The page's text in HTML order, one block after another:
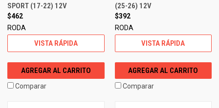
SPORT (17-22) 12V
$462
RODA
VISTA RÁPIDA
AGREGAR AL CARRITO
Comparar
(25-26) 12V
$392
RODA
VISTA RÁPIDA
AGREGAR AL CARRITO
Comparar